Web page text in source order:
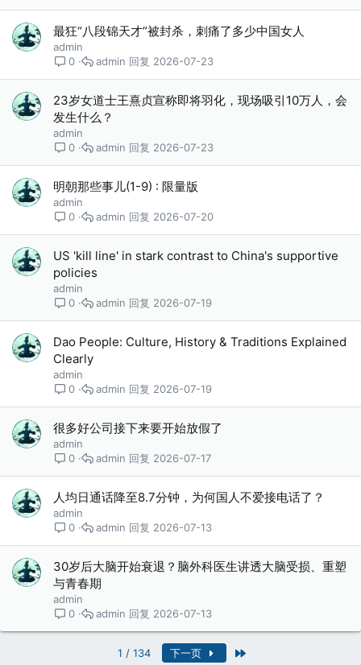
最狂“八段锦天才”被封杀，刺痛了多少中国女人
admin
0
2026-07-23
admin
23岁女道士王熹贞宣称即将羽化，现场吸引10万人，会
发生什么？
admin
0
2026-07-23
admin
明朝那些事儿(1-9) : 限量版
admin
0
2026-07-20
admin
US 'kill line' in stark contrast to China's supportive
policies
admin
0
2026-07-19
admin
Dao People: Culture, History & Traditions Explained
Clearly
admin
0
2026-07-19
admin
很多好公司接下来要开始放假了
admin
0
2026-07-17
admin
人均日通话降至8.7分钟，为何国人不爱接电话了？
admin
0
2026-07-13
admin
30岁后大脑开始衰退？脑外科医生讲透大脑受损、重塑
与青春期
admin
0
2026-07-13
admin
1 / 134 下一页